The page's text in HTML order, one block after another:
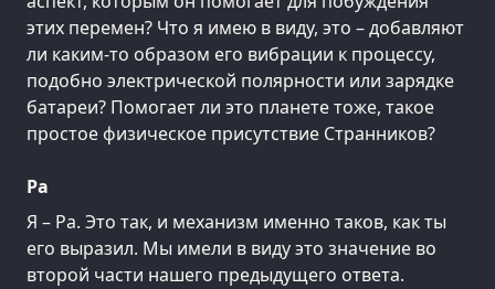
этих перемен? Что я имею в виду, это – добавляют
ли каким-то образом его вибрации к процессу,
подобно электрической полярности или зарядке
батареи? Помогает ли это планете тоже, такое
простое физическое присутствие Странников?
Ра
Я – Ра. Это так, и механизм именно таков, как ты
его выразил. Мы имели в виду это значение во
второй части нашего предыдущего ответа.